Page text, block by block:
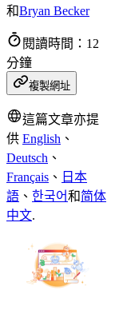
和Bryan Becker
閱讀時間：12
分鐘
複製網址
這篇文章亦提
供 English 、
Deutsch 、
Français 、 日本
語 、 한국어和简体
中文.